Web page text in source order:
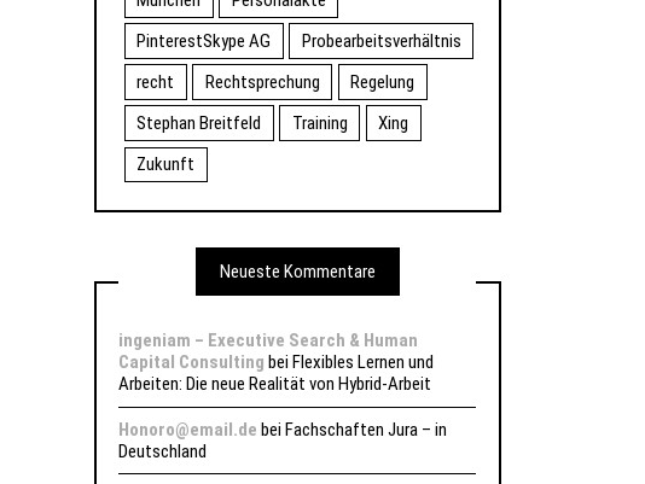
PinterestSkype AG
Probearbeitsverhältnis
recht
Rechtsprechung
Regelung
Stephan Breitfeld
Training
Xing
Zukunft
Neueste Kommentare
ingeniam – Executive Search & Human
Capital Consulting bei Flexibles Lernen und
Arbeiten: Die neue Realität von Hybrid-Arbeit
Honoro@email.de beiFachschaften Jura – in
Deutschland